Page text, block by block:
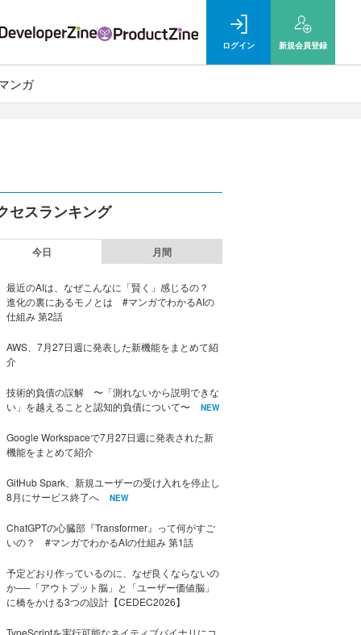
ログイン 新規会員登録
ンガ
セスランキング
今日 月間
最近のAIは、なぜこんなに「賢く」感じるの？
進化の裏にあるモノとは #マンガでわかるAIの
仕組み 第2話
AWS、7月27日週に発表した新機能をまとめて紹
介
技術的負債の誤解 〜「測れないから説明できな
い」を越えることと認知的負債について〜
NEW
Google Workspaceで7月27日週に発表された新
機能をまとめて紹介
GitHub Spark、新規ユーザーの受け入れを停止し
8月にサービス終了へ
NEW
ChatGPTの心臓部『Transformer』って何がすご
いの？ #マンガでわかるAIの仕組み 第1話
予定どおり作っているのに、なぜ良くならないの
か──「アウトプット脳」と「ユーザー価値脳」
に橋をかける3つの設計【CEDEC2026】
TypeScriptを実行可能なネイティブバイナリにコ